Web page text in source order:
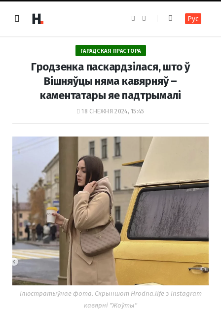
e
b
o
o
k
t
a
r
a
m
Рус
ГАРАДСКАЯ ПРАСТОРА
Гродзенка паскардзілася, што ў
Вішняўцы няма кавярняў –
каментатары яе падтрымалі
18 СНЕЖНЯ 2024, 15:45
Ілюстратыўнае фота. Скрыншот Hrodna.life з Instagram
кавярні "Жоўты"